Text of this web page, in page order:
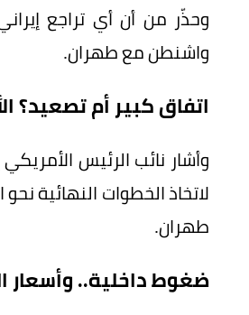
وحذّر من أن أي تراجع
واشنطن مع طهران.
اتفاق كبير أم تصعيد؟
وأشار نائب الرئيس
لاتخاذ الخطوات النهائية
طهران.
ضغوط داخلية.. وأسعار